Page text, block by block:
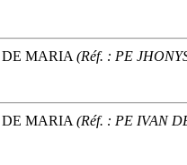
MARIA (Réf. : PE
MARIA (Réf. : PE IVAN